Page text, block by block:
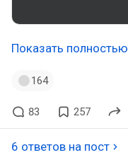
Показать полностью
164
83 257
6 ответов на пост